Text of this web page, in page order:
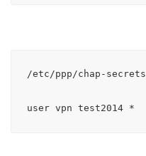
/etc/ppp/chap-secrets
user vpn test2014 *